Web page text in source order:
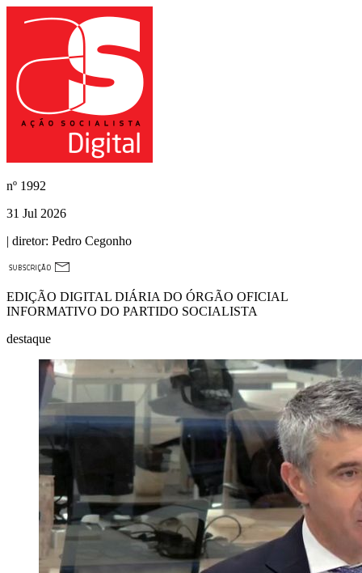
nº 1992
31 Jul 2026
| diretor: Pedro Cegonho
EDIÇÃO DIGITAL DIÁRIA DO ÓRGÃO OFICIAL
INFORMATIVO DO PARTIDO SOCIALISTA
destaque